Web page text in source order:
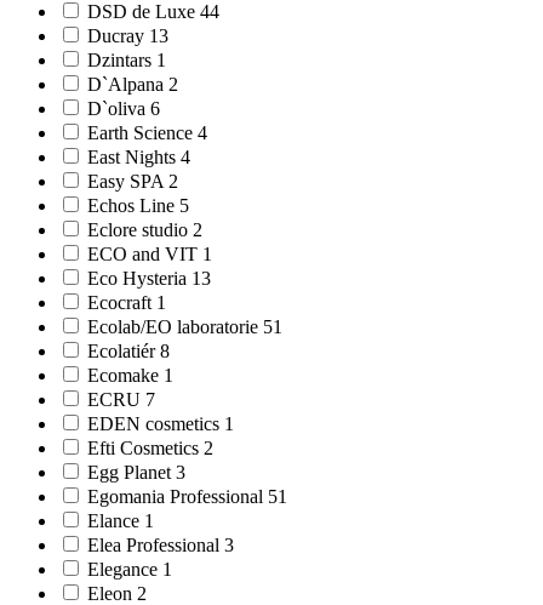
DSD de Luxe 44
Ducray 13
Dzintars 1
D`Alpana 2
D`oliva 6
Earth Science 4
East Nights 4
Easy SPA 2
Echos Line 5
Eclore studio 2
ECO and VIT 1
Eco Hysteria 13
Ecocraft 1
Ecolab/EO laboratorie 51
Ecolatiér 8
Ecomake 1
ECRU 7
EDEN cosmetics 1
Efti Cosmetics 2
Egg Planet 3
Egomania Professional 51
Elance 1
Elea Professional 3
Elegance 1
Eleon 2